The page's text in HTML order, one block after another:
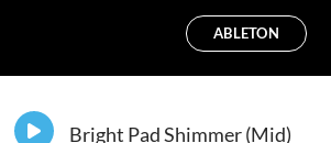
ABLETON
Bright Pad Shimmer (Mid)